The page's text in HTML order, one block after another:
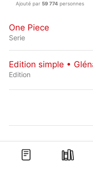
Ajouté par 59 774personnes
One Piece
Serie
Edition simple •
Edition